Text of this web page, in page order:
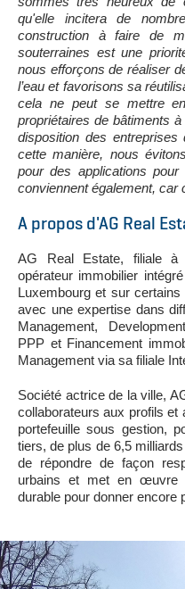
qu'elle incitera de
construction à faire de
souterraines est une
nous efforçons de réaliser
l’eau et favorisons sa
cela ne peut se mettre
propriétaires de bâtiments
disposition des
cette manière, nous
pour des applications
conviennent également, car
A propos d'AG Real
AG Real Estate, filiale à
opérateur immobilier
Luxembourg et sur
avec une expertise dans
Management,
PPP et Financement
Management via sa filiale
Société actrice de la ville,
collaborateurs aux profils
portefeuille sous gestion,
tiers, de plus de 6,5
de répondre de façon
urbains et met en œuvre
durable pour donner encore